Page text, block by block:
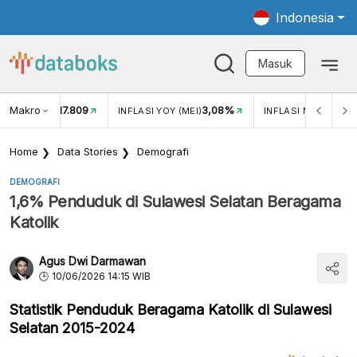
Indonesia
Masuk
Makro
USD/IDR 17.809 INFLASI YOY (MEI)3,08% INFLASI MOM (MEI)
Home Data Stories Demografi
DEMOGRAFI
1,6% Penduduk di Sulawesi Selatan Beragama
Katolik
Agus Dwi Darmawan
10/06/2026 14:15 WIB
Statistik Penduduk Beragama Katolik di Sulawesi
Selatan 2015-2024